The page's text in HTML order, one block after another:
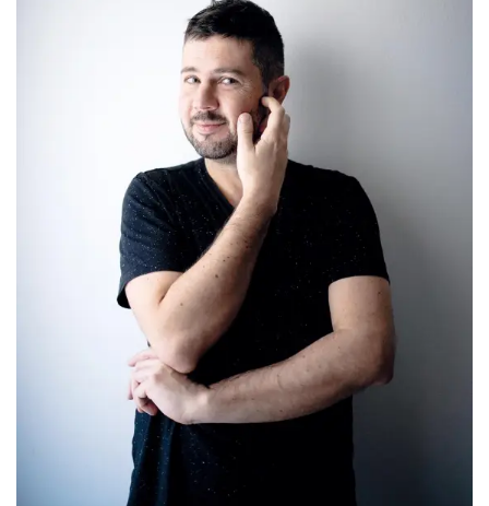
Mentions Légales
Pour consulter nos CGV,
mentions légales,
politique de cookies :
cliquez ici